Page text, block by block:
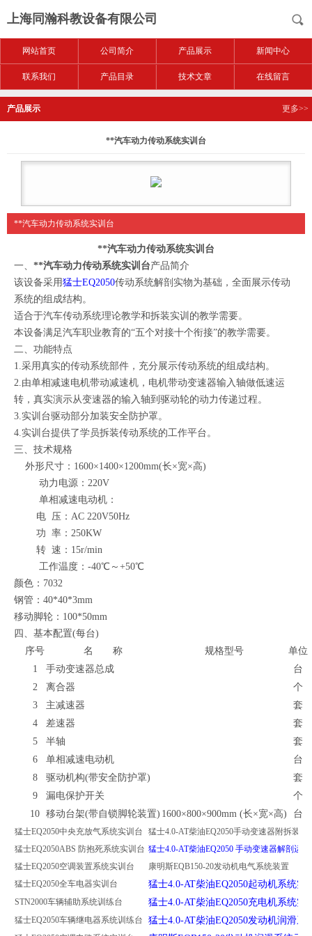
上海同瀚科教设备有限公司
网站首页 公司简介 产品展示 新闻中心
联系我们 产品目录 技术文章 在线留言
产品展示 更多>>
**汽车动力传动系统实训台
**汽车动力传动系统实训台
**汽车动力传动系统实训台
一、 **汽车动力传动系统实训台产品简介
该设备采用猛士EQ2050传动系统解剖实物为基础，全面展示传动
系统的组成结构。
适合于汽车传动系统理论教学和拆装实训的教学需要。
本设备满足汽车职业教育的“五个对接十个衔接”的教学需要。
二、 功能特点
1.采用真实的传动系统部件，充分展示传动系统的组成结构。
2.由单相减速电机带动减速机，电机带动变速器输入轴做低速运
转，真实演示从变速器的输入轴到驱动轮的动力传递过程。
3.实训台驱动部分加装安全防护罩。
4.实训台提供了学员拆装传动系统的工作平台。
三、 技术规格
外形尺寸：1600×1400×1200mm(长×宽×高)
动力电源：220V
单相减速电动机：
电 压：AC 220V50Hz
功 率：250KW
转 速：15r/min
工作温度：-40℃～+50℃
颜色：7032
钢管：40*40*3mm
移动脚轮：100*50mm
四、基本配置(每台)
序号
名 称 规格型号 单位
1
手动变速器总成
台
2
离合器
个
3
主减速器
套
4
差速器
套
5
半轴
套
6
单相减速电动机
台
8
驱动机构(带安全防护罩)
套
9
漏电保护开关
个
10
移动台架(带自锁脚轮装置) 1600×800×900mm (长×宽×高) 台
猛士EQ2050中央充放气系统实训台
猛士4.0-AT柴油EQ2050手动变速器附拆装翻
猛士EQ2050ABS 防抱死系统实训台 猛士4.0-AT柴油EQ2050 手动变速器解剖运
猛士EQ2050空调装置系统实训台
康明斯EQB150-20发动机电气系统装置
猛士EQ2050全车电器实训台
猛士4.0-AT柴油EQ2050起动机系统实
STN2000车辆辅助系统训练台 猛士4.0-AT柴油EQ2050充电机系统实
猛士EQ2050车辆继电器系统训练台 猛士4.0-AT柴油EQ2050发动机润滑系